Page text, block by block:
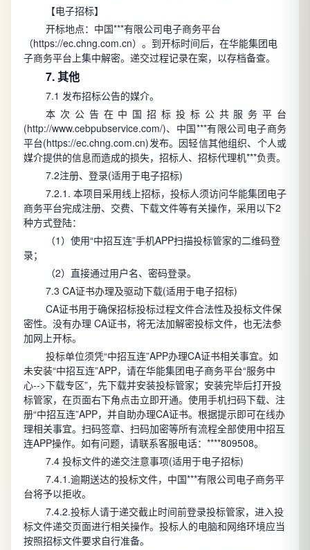
【电子招标】
开标地点：中国***有限公司电子商务平台
（https://ec.chng.com.cn）。到开标时间后，在华能集团电
子商务平台上集中解密。递交过程记录在案，以存档备查。
7. 其他
7.1 发布招标公告的媒介。
本次公告在中国招标投标公共服务平台
(http://www.cebpubservice.com/)、中国***有限公司电子商务
平台(https://ec.chng.com.cn)发布。 因轻信其他组织、个人或
媒介提供的信息而造成的损失，招标人、招标代理机***负责。
7.2注册、登录(适用于电子招标)
7.2.1. 本项目采用线上招标，投标人须访问华能集团电子
商务平台完成注册、交费、下载文件等有关操作，采用以下2
种方式登陆：
（1）使用“中招互连”手机APP扫描投标管家的二维码登
录；
（2）直接通过用户名、密码登录。
7.3 CA证书办理及驱动下载(适用于电子招标)
CA证书用于确保招标投标过程文件合法性及投标文件保
密性。没有办理 CA证书，将无法加解密投标文件，也无法参
加网上开标。
投标单位须凭“中招互连”APP办理CA证书相关事宜。如
未安装“中招互连”APP，请在华能集团电子商务平台“服务中
心-->下载专区”，先下载并安装投标管家；安装完毕后打开投
标管家，在页面右下角点击立即开通。使用手机扫码下载、注
册“中招互连”APP，并自助办理CA证书。根据提示即可在线办
理相关事宜。扫码签章、扫码加密等所有流程全部使用中招互
连APP操作。如有问题，请联系客服电话：****809508。
7.4 投标文件的递交注意事项(适用于电子招标)
7.4.1.逾期送达的投标文件，中国***有限公司电子商务平
台将予以拒收。
7.4.2.投标人请于递交截止时间前登录投标管家，进入投
标文件递交页面进行相关操作。投标人的电脑和网络环境应当
按照招标文件要求自行准备。